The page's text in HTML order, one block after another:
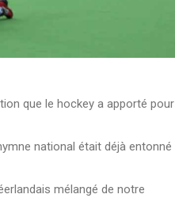
que le hockey a apporté pour
national était déjà entonné
mélangé de notre